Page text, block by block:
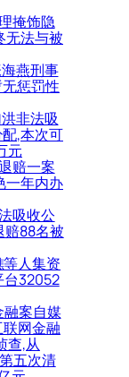
掩饰隐
无法与被
燕刑事
惩罚性
非法吸
,本次可
元
赔一案
一年内办
吸收公
赔88名被
人集资
台32052
案自媒
网金融
查,从
五次清